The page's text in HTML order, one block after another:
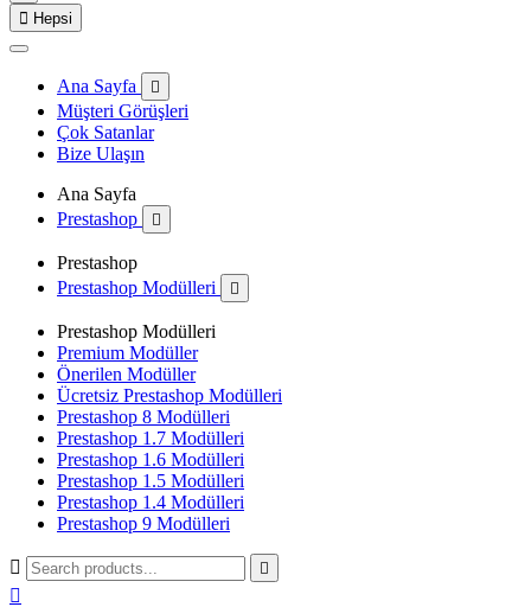
 Hepsi
Ana Sayfa 
Müşteri Görüşleri
Çok Satanlar
Bize Ulaşın
Ana Sayfa
Prestashop

Prestashop
Prestashop Modülleri

Prestashop Modülleri
Premium Modüller
Önerilen Modüller
Ücretsiz Prestashop Modülleri
Prestashop 8 Modülleri
Prestashop 1.7 Modülleri
Prestashop 1.6 Modülleri
Prestashop 1.5 Modülleri
Prestashop 1.4 Modülleri
Prestashop 9 Modülleri
 
